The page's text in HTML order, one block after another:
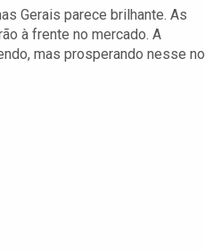
Gerais parece brilhante. As
à frente no mercado. A
mas prosperando nesse